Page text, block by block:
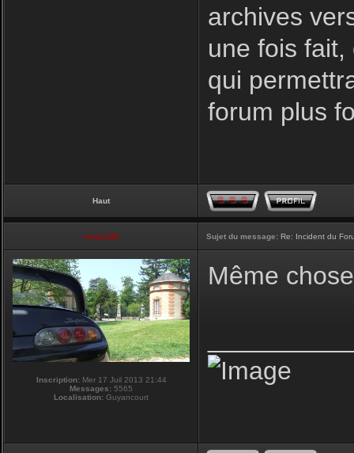
archives
une fois
qui
forum plus
Haut
vmax330 Sujet du message: Re: Incident du
Inscription:Mer 17 Juil 2013 21:44
Messages: 5565
Localisation: Guyancourt
Même